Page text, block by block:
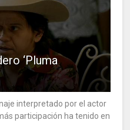
‘Pluma
interpretado por el actor
participación ha tenido en